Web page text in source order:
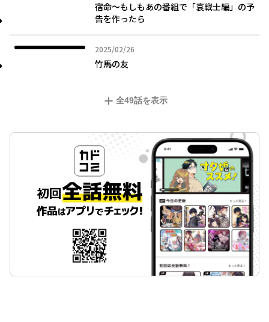
宿命～もしもあの番組で「哀戦士編」の予
告を作ったら
2025/02/26
2025年02月26日
竹馬の友
全49話を表示